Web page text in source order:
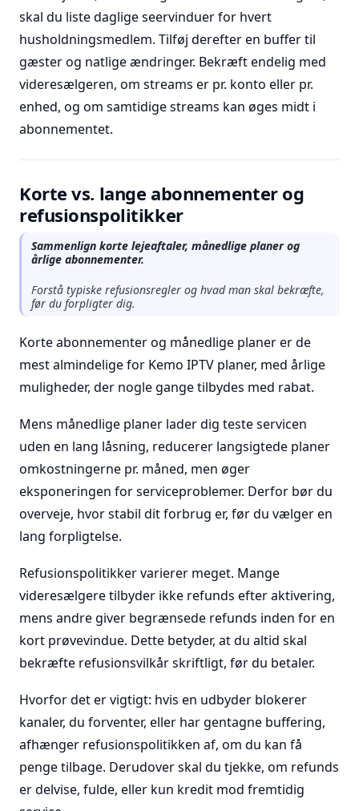
skal du liste daglige seervinduer for hvert
husholdningsmedlem. Tilføj derefter en buffer til
gæster og natlige ændringer. Bekræft endelig med
videresælgeren, om streams er pr. konto eller pr.
enhed, og om samtidige streams kan øges midt i
abonnementet.
Korte vs. lange abonnementer og
refusionspolitikker
Sammenlign korte lejeaftaler, månedlige planer og
årlige abonnementer.
Forstå typiske refusionsregler og hvad man skal bekræfte,
før du forpligter dig.
Korte abonnementer og månedlige planer er de
mest almindelige for Kemo IPTV planer, med årlige
muligheder, der nogle gange tilbydes med rabat.
Mens månedlige planer lader dig teste servicen
uden en lang låsning, reducerer langsigtede planer
omkostningerne pr. måned, men øger
eksponeringen for serviceproblemer. Derfor bør du
overveje, hvor stabil dit forbrug er, før du vælger en
lang forpligtelse.
Refusionspolitikker varierer meget. Mange
videresælgere tilbyder ikke refunds efter aktivering,
mens andre giver begrænsede refunds inden for en
kort prøvevindue. Dette betyder, at du altid skal
bekræfte refusionsvilkår skriftligt, før du betaler.
Hvorfor det er vigtigt: hvis en udbyder blokerer
kanaler, du forventer, eller har gentagne buffering,
afhænger refusionspolitikken af, om du kan få
penge tilbage. Derudover skal du tjekke, om refunds
er delvise, fulde, eller kun kredit mod fremtidig